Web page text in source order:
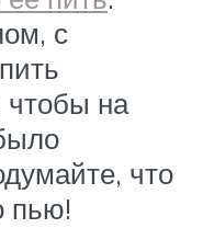
с
чтобы на
что
пью!